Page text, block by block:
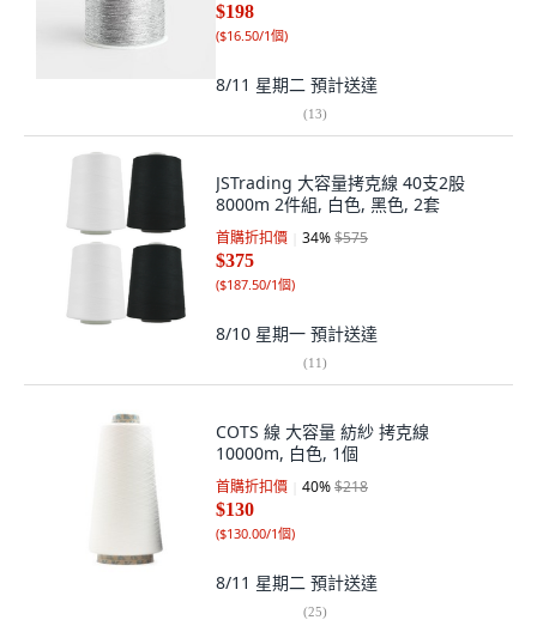
$198
($16.50/1個)
8/11 星期二 預計送達
(13)
JSTrading 大容量拷克線 40支2股
8000m 2件組, 白色, 黑色, 2套
首購折扣價 34%$575
$375
($187.50/1個)
8/10 星期一 預計送達
(11)
COTS 線 大容量 紡紗 拷克線
10000m, 白色, 1個
首購折扣價 40%$218
$130
($130.00/1個)
8/11 星期二 預計送達
(25)